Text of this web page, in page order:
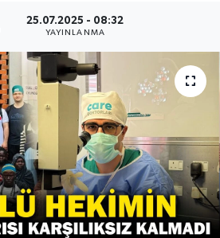
25.07.2025 - 08:32
YAYINLANMA